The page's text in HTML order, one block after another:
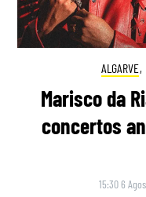
ALGARVE,
Marisco da
concertos
15:30 6